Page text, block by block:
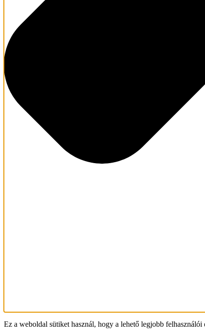
Ez a weboldal sütiket használ, hogy a lehető legjobb felhasználói